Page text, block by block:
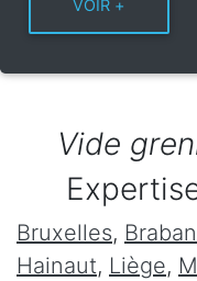
Vide
Bruxelles,
Hainaut, Liège,